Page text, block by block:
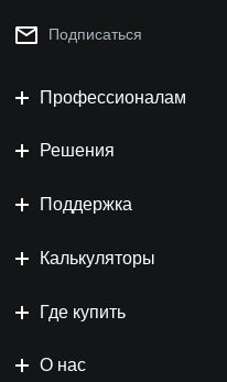
Подписаться
Профессионалам
Решения
Поддержка
Калькуляторы
Где купить
О нас